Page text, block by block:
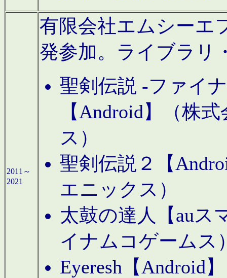
2011～
2021
有限会社エムシーエ
発参加。ライブラリ
聖剣伝説 -ファイ
【Android】（株
ス）
聖剣伝説２【
エニックス）
太鼓の達人【auス
イナムコゲームス
Eyeresh【Android